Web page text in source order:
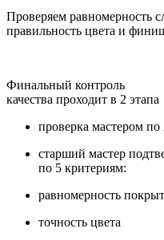
Проверяем равномерность
правильность цвета и
Финальный контроль
качества проходит в 2 этапа
проверка мастером
старший мастер
по 5 критериям:
равномерность
точность цвета